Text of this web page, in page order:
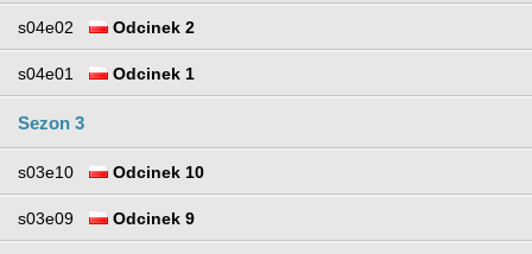
s04e02 Odcinek 2
s04e01 Odcinek 1
Sezon 3
s03e10 Odcinek 10
s03e09 Odcinek 9